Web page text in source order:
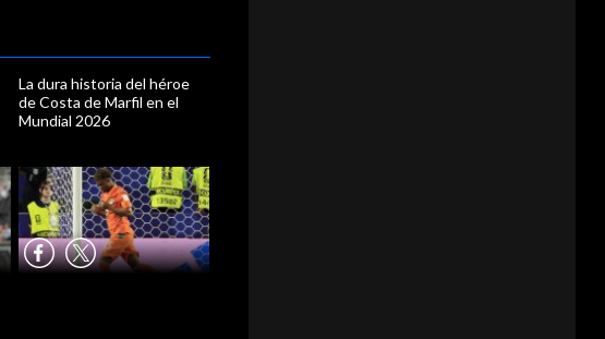
La dura historia del héroe
de Costa de Marfil en el
Mundial 2026